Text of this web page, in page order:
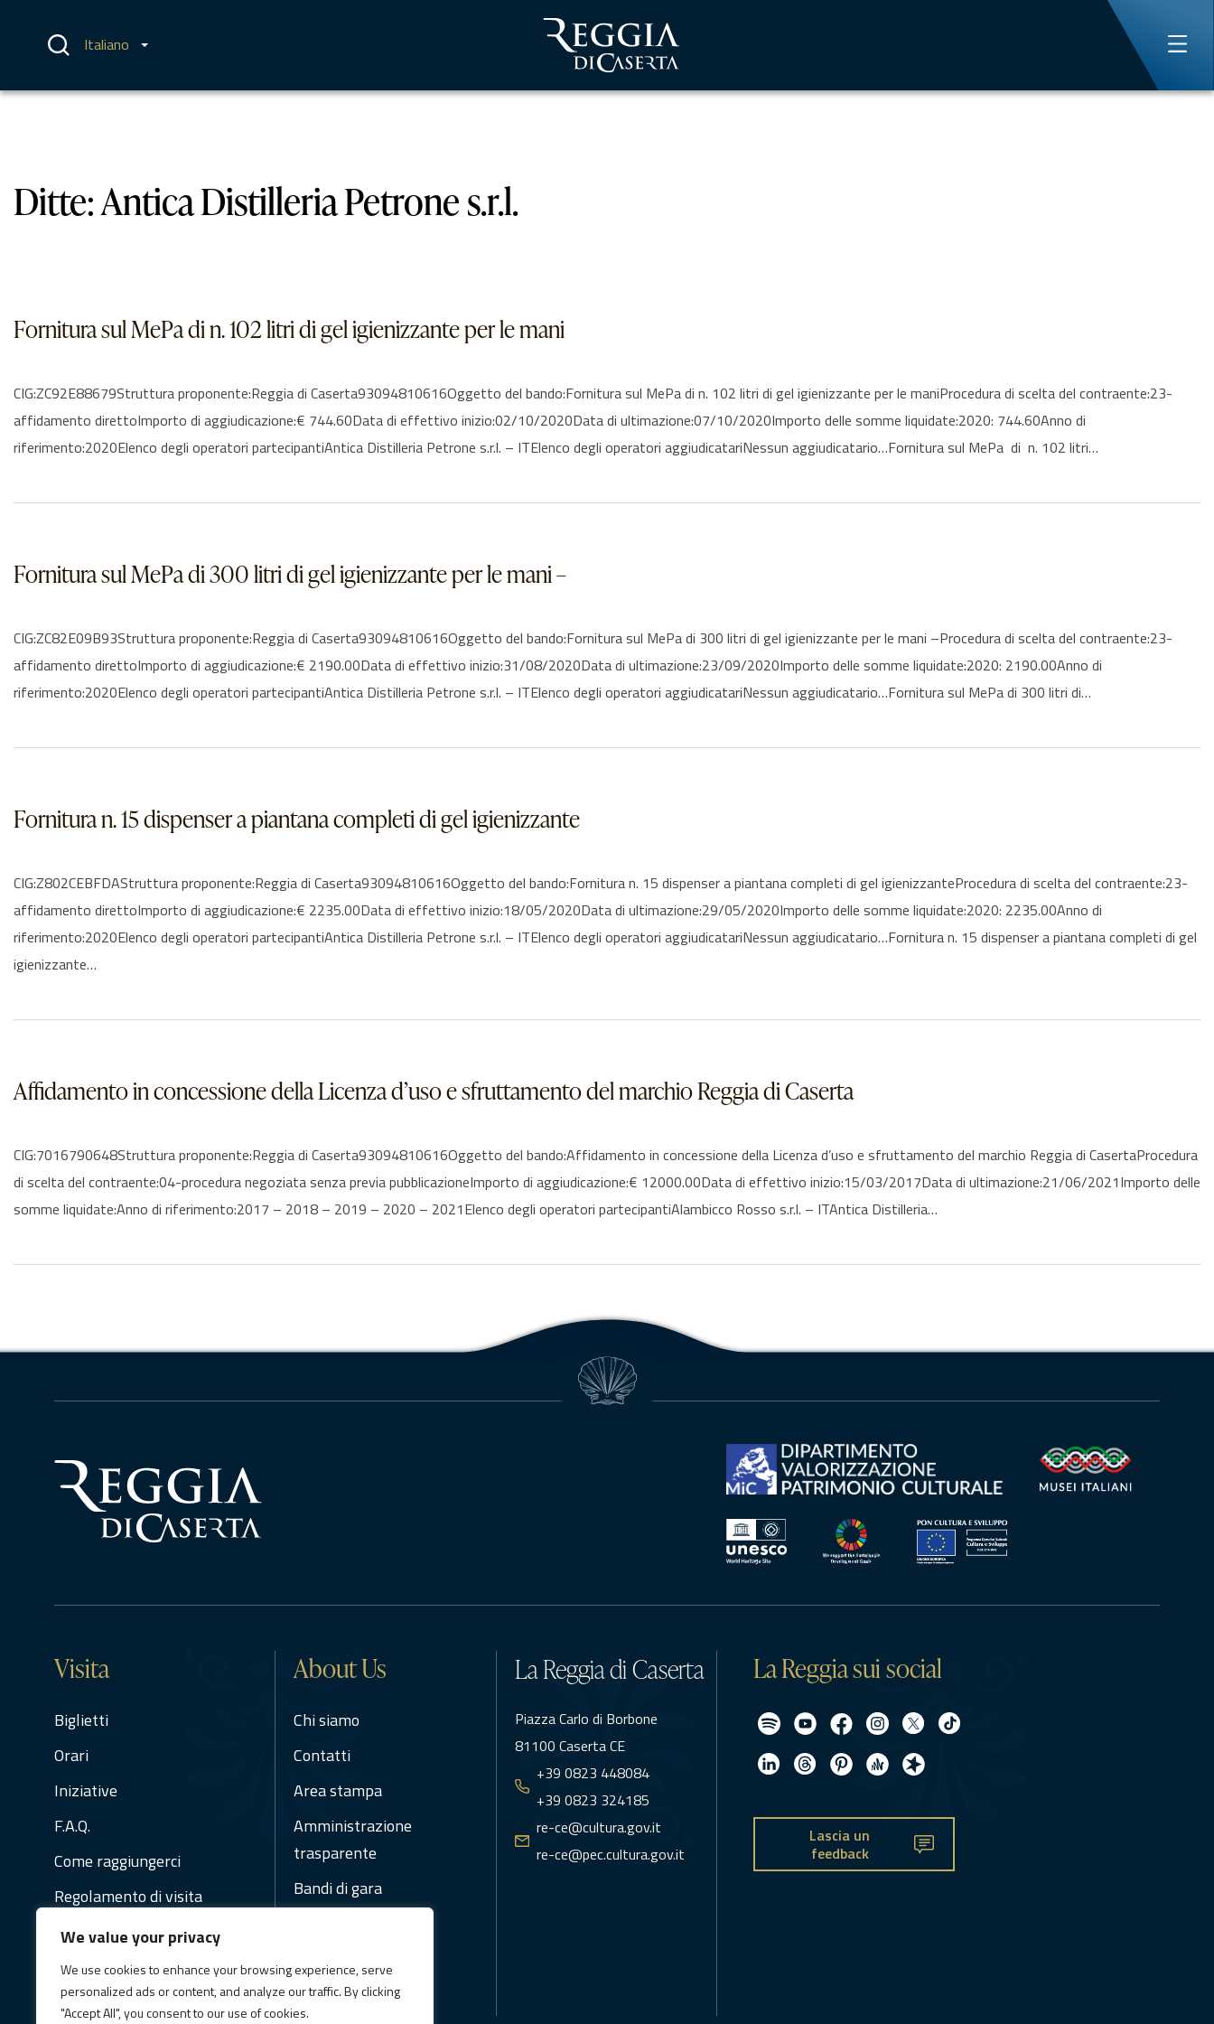
We value your privacy
We use cookies to enhance your browsing experience, serve
personalized ads or content, and analyze our traffic. By clicking
"Accept All", you consent to our use of cookies.
contenuto Italiano
Ditte:Antica Distilleria Petrone s.r.l.
Fornitura sul MePa di n. 102 litri di gel igienizzante per le mani
CIG:ZC92E88679Struttura proponente:Reggia di Caserta93094810616Oggetto del bando:Fornitura sul MePa di n. 102 litri di gel igienizzante per le maniProcedura di scelta del contraente:23-
affidamento direttoImporto di aggiudicazione:€ 744.60Data di effettivo inizio:02/10/2020Data di ultimazione:07/10/2020Importo delle somme liquidate:2020: 744.60Anno di
riferimento:2020Elenco degli operatori partecipantiAntica Distilleria Petrone s.r.l. – ITElenco degli operatori aggiudicatariNessun aggiudicatario…Fornitura sul MePa di n. 102 litri…
Fornitura sul MePa di 300 litri di gel igienizzante per le mani –
CIG:ZC82E09B93Struttura proponente:Reggia di Caserta93094810616Oggetto del bando:Fornitura sul MePa di 300 litri di gel igienizzante per le mani –Procedura di scelta del contraente:23-
affidamento direttoImporto di aggiudicazione:€ 2190.00Data di effettivo inizio:31/08/2020Data di ultimazione:23/09/2020Importo delle somme liquidate:2020: 2190.00Anno di
riferimento:2020Elenco degli operatori partecipantiAntica Distilleria Petrone s.r.l. – ITElenco degli operatori aggiudicatariNessun aggiudicatario…Fornitura sul MePa di 300 litri di…
Fornitura n. 15 dispenser a piantana completi di gel igienizzante
CIG:Z802CEBFDAStruttura proponente:Reggia di Caserta93094810616Oggetto del bando:Fornitura n. 15 dispenser a piantana completi di gel igienizzanteProcedura di scelta del contraente:23-
affidamento direttoImporto di aggiudicazione:€ 2235.00Data di effettivo inizio:18/05/2020Data di ultimazione:29/05/2020Importo delle somme liquidate:2020: 2235.00Anno di
riferimento:2020Elenco degli operatori partecipantiAntica Distilleria Petrone s.r.l. – ITElenco degli operatori aggiudicatariNessun aggiudicatario…Fornitura n. 15 dispenser a piantana completi di gel
igienizzante…
Affidamento in concessione della Licenza d’uso e sfruttamento del marchio Reggia di Caserta
CIG:7016790648Struttura proponente:Reggia di Caserta93094810616Oggetto del bando:Affidamento in concessione della Licenza d’uso e sfruttamento del marchio Reggia di CasertaProcedura
di scelta del contraente:04-procedura negoziata senza previa pubblicazioneImporto di aggiudicazione:€ 12000.00Data di effettivo inizio:15/03/2017Data di ultimazione:21/06/2021Importo delle
somme liquidate:Anno di riferimento:2017 – 2018 – 2019 – 2020 – 2021Elenco degli operatori partecipantiAlambicco Rosso s.r.l. – ITAntica Distilleria…
Visita
Biglietti
Orari
Iniziative
F.A.Q.
Come raggiungerci
Regolamento di visita
About Us
Chi siamo
Contatti
Area stampa
Amministrazione
trasparente
Bandi di gara
Newsletter
La Reggia di Caserta
Piazza Carlo di Borbone
81100 Caserta CE
+39 0823 448084
+39 0823 324185
re-ce@cultura.gov.it
re-ce@pec.cultura.gov.it
La Reggia sui social
Lascia un
feedback